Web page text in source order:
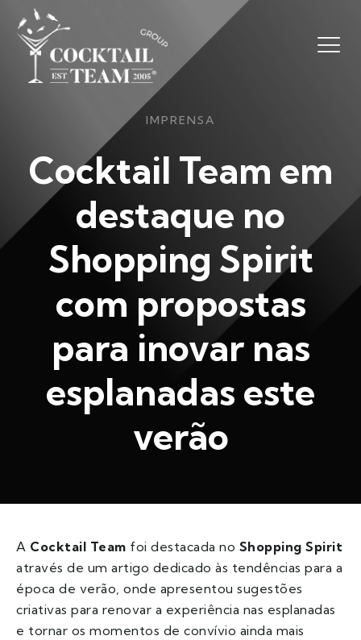
IMPRENSA
Cocktail Team em
destaque no
Shopping Spirit
com propostas
para inovar nas
esplanadas este
verão
A Cocktail Team foi destacada no Shopping Spirit
através de um artigo dedicado às tendências para a
época de verão, onde apresentou sugestões
criativas para renovar a experiência nas esplanadas
e tornar os momentos de convívio ainda mais